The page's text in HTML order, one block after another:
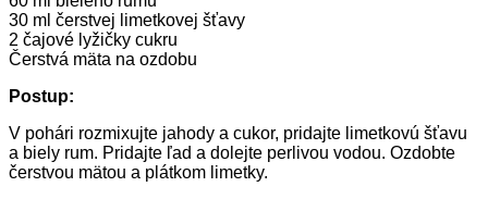
30 ml čerstvej limetkovej šťavy
2 čajové lyžičky cukru
Čerstvá mäta na ozdobu
Postup:
V pohári rozmixujte jahody a cukor, pridajte limetkovú šťavu
a biely rum. Pridajte ľad a dolejte perlivou vodou. Ozdobte
čerstvou mätou a plátkom limetky.